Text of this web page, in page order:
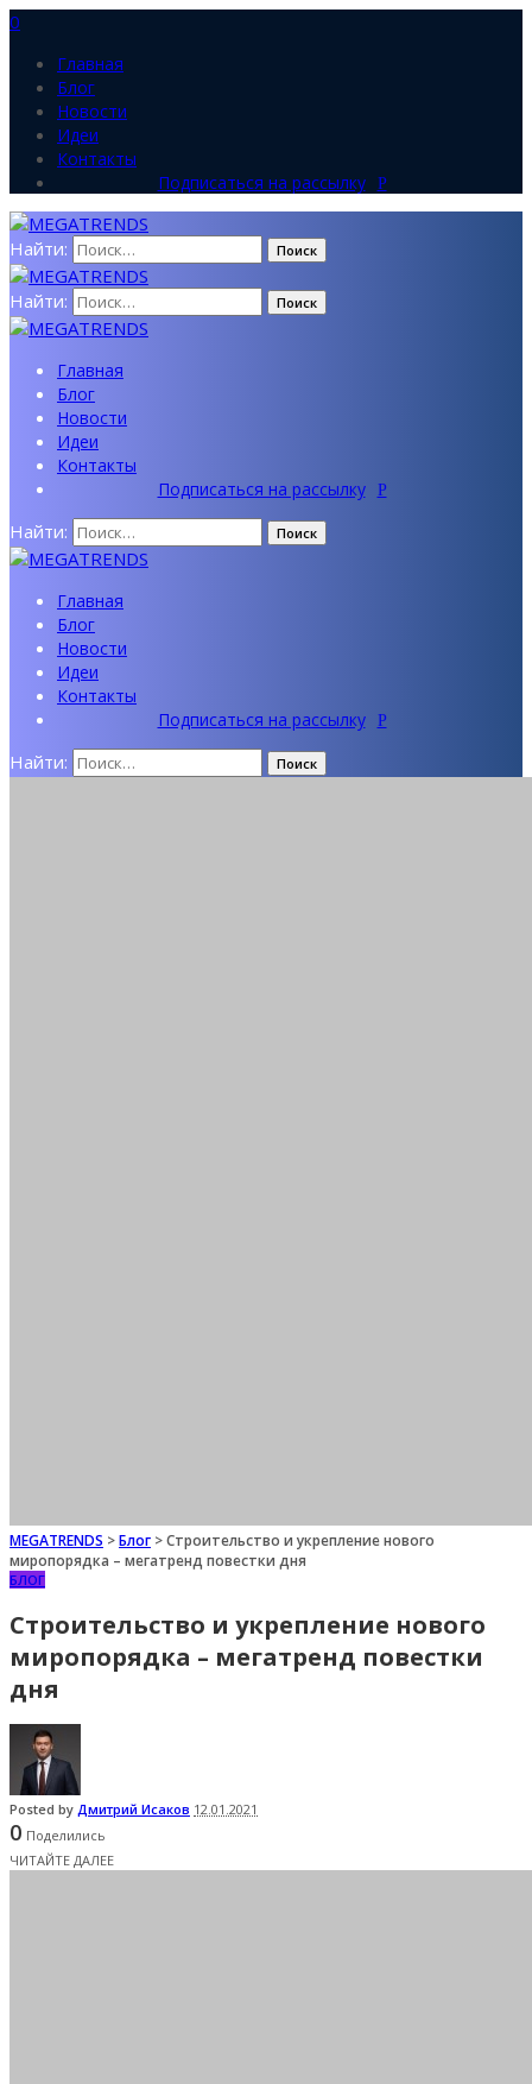
0
Главная
Блог
Новости
Идеи
Контакты
Подписаться на рассылку
Найти:
Найти:
Главная
Блог
Новости
Идеи
Контакты
Подписаться на рассылку
Найти:
Главная
Блог
Новости
Идеи
Контакты
Подписаться на рассылку
Найти:
MEGATRENDS >Блог >Строительство и укрепление нового
миропорядка – мегатренд повестки дня
БЛОГ
Строительство и укрепление нового
миропорядка – мегатренд повестки
дня
Posted by Дмитрий Исаков 12.01.2021
0 Поделились
ЧИТАЙТЕ ДАЛЕЕ